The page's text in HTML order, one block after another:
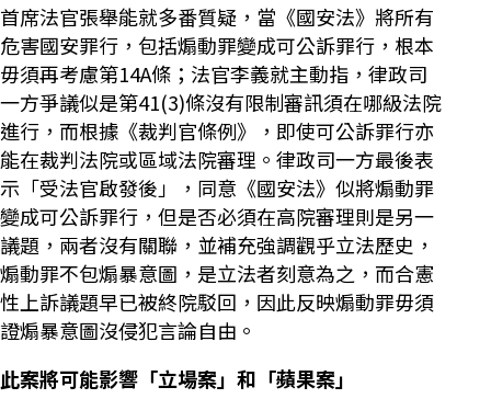
首席法官張舉能就多番質疑，當《國安法》將所有
危害國安罪行，包括煽動罪變成可公訴罪行，根本
毋須再考慮第14A條；法官李義就主動指，律政司
一方爭議似是第41(3)條沒有限制審訊須在哪級法院
進行，而根據《裁判官條例》，即使可公訴罪行亦
能在裁判法院或區域法院審理。律政司一方最後表
示「受法官啟發後」，同意《國安法》似將煽動罪
變成可公訴罪行，但是否必須在高院審理則是另一
議題，兩者沒有關聯，並補充強調觀乎立法歷史，
煽動罪不包煽暴意圖，是立法者刻意為之，而合憲
性上訴議題早已被終院駁回，因此反映煽動罪毋須
證煽暴意圖沒侵犯言論自由。
此案將可能影響「立場案」和「蘋果案」